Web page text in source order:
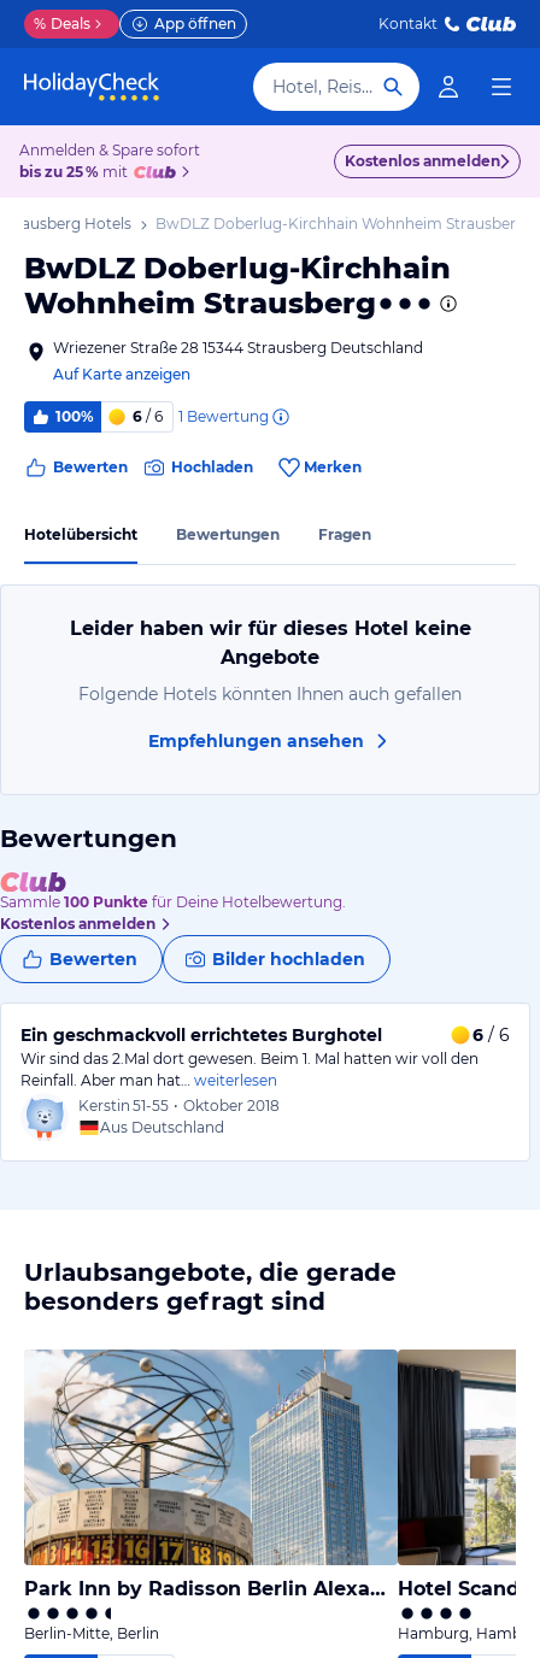
% Deals App öffnen Kontakt
Hotel, Reiseziel
Anmelden & Spare sofort
bis zu 25 % mit
Kostenlos anmelden
Strausberg Hotels BwDLZ Doberlug-Kirchhain Wohnheim Strausberg
BwDLZ Doberlug-Kirchhain
Wohnheim Strausberg
Wriezener Straße 28 15344 Strausberg Deutschland
Auf Karte anzeigen
100% 6 / 6 1 Bewertung
Bewerten Hochladen Merken
Hotelübersicht Bewertungen Fragen
Leider haben wir für dieses Hotel keine
Angebote
Folgende Hotels könnten Ihnen auch gefallen
Empfehlungen ansehen
Bewertungen
Sammle 100 Punkte für Deine Hotelbewertung.
Kostenlos anmelden
Bewerten Bilder hochladen
Ein geschmackvoll errichtetes Burghotel 6 / 6
Wir sind das 2.Mal dort gewesen. Beim 1. Mal hatten wir voll den
Reinfall. Aber man hat…
weiterlesen
Kerstin 51-55 • Oktober 2018
Aus Deutschland
Urlaubsangebote, die gerade
besonders gefragt sind
Park Inn by Radisson Berlin Alexanderplatz
Berlin-Mitte, Berlin
Hotel
Hamburg,